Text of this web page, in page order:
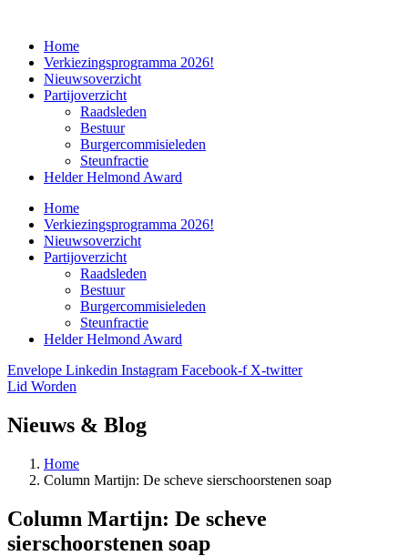
Home
Verkiezingsprogramma 2026!
Nieuwsoverzicht
Partijoverzicht
Raadsleden
Bestuur
Burgercommisieleden
Steunfractie
Helder Helmond Award
Home
Verkiezingsprogramma 2026!
Nieuwsoverzicht
Partijoverzicht
Raadsleden
Bestuur
Burgercommisieleden
Steunfractie
Helder Helmond Award
Envelope Linkedin Instagram Facebook-f X-twitter
Lid Worden
Nieuws & Blog
Home
Column Martijn: De scheve sierschoorstenen soap
Column Martijn: De scheve
sierschoorstenen soap